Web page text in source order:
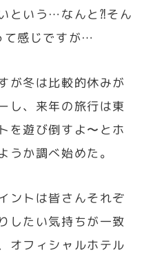
という…なんと⁈そん
て感じですが…
が冬は比較的休みが
し、来年の旅行は東
を遊び倒すよ〜とホ
うか調べ始めた。
ントは皆さんそれぞ
したい気持ちが一致
オフィシャルホテル